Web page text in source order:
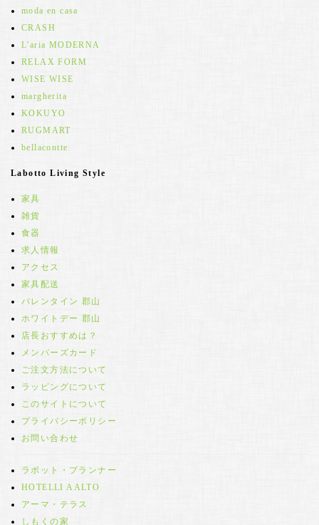
moda en casa
CRASH
L'aria MODERNA
RELAX FORM
WISE WISE
margherita
KOKUYO
RUGMART
bellacontte
Labotto Living Style
家具
雑貨
食器
求人情報
アクセス
家具配送
バレンタイン 郡山
ホワイトデー 郡山
店長おすすめは？
メンバーズカード
ご注文方法について
ラッピングについて
このサイトについて
プライバシーポリシー
お問い合わせ
ラボット・プランナー
HOTELLI AALTO
アーマ・テラス
しもくの家